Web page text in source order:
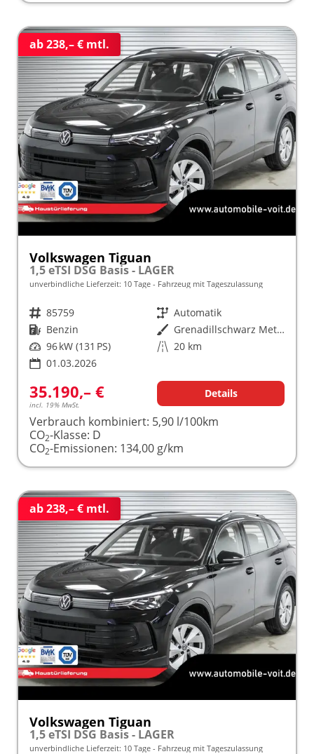
ab 238,– € mtl.
Volkswagen Tiguan
1,5 eTSI DSG Basis - LAGER
unverbindliche Lieferzeit: 10 Tage Fahrzeug mit Tageszulassung
Fahrzeugnr. 85759 Getriebe Automatik
Kraftstoff Benzin Außenfarbe
Grenadillschwarz Metallic (0E)
Leistung 96 kW (131 PS) Kilometerstand 20 km
01.03.2026
35.190,– €
incl. 19% MwSt.
Details
Verbrauch kombiniert: 5,90 l/100km
CO2-Klasse: D
CO2-Emissionen: 134,00 g/km
ab 238,– € mtl.
Volkswagen Tiguan
1,5 eTSI DSG Basis - LAGER
unverbindliche Lieferzeit: 10 Tage Fahrzeug mit Tageszulassung